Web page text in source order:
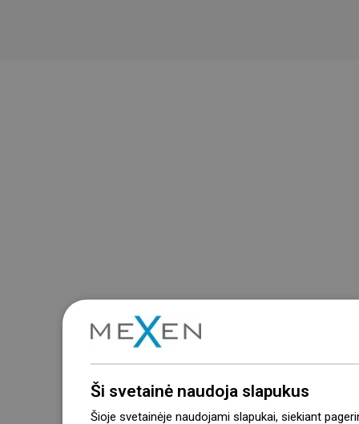
Ši svetainė naudoja slapukus
Šioje svetainėje naudojami slapukai, siekiant